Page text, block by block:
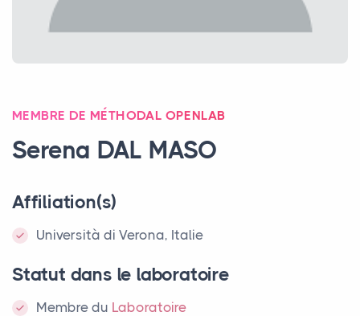
MEMBRE DE MÉTHODAL OPENLAB
Serena DAL MASO
Affiliation(s)
Università di Verona, Italie
Statut dans le laboratoire
Membre du Laboratoire